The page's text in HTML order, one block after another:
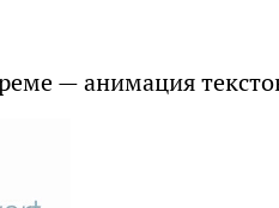
— анимация